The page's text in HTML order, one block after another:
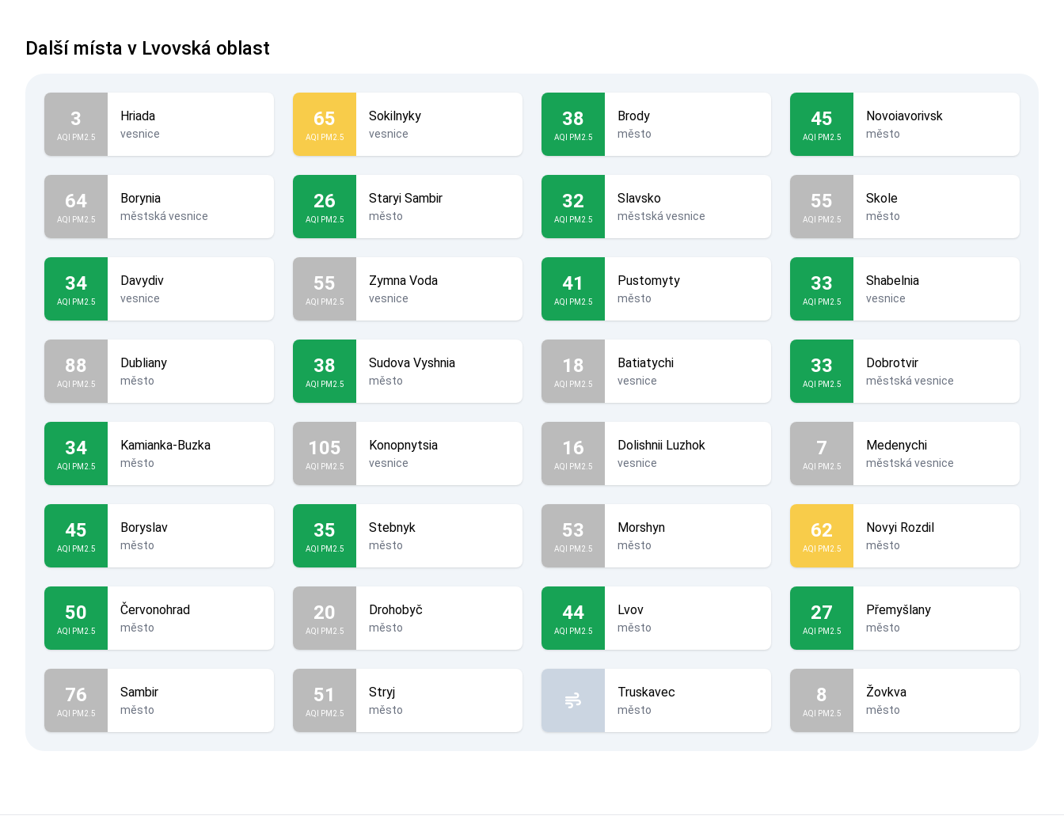
Další místa v Lvovská oblast
3
AQI PM2.5
Hriada
vesnice
65
AQI PM2.5
Sokilnyky
vesnice
38
AQI PM2.5
Brody
město
45
AQI PM2.5
Novoiavorivsk
město
64
AQI PM2.5
Borynia
městská vesnice
26
AQI PM2.5
Staryi Sambir
město
32
AQI PM2.5
Slavsko
městská vesnice
55
AQI PM2.5
Skole
město
34
AQI PM2.5
Davydiv
vesnice
55
AQI PM2.5
Zymna Voda
vesnice
41
AQI PM2.5
Pustomyty
město
33
AQI PM2.5
Shabelnia
vesnice
88
AQI PM2.5
Dubliany
město
38
AQI PM2.5
Sudova Vyshnia
město
18
AQI PM2.5
Batiatychi
vesnice
33
AQI PM2.5
Dobrotvir
městská vesnice
34
AQI PM2.5
Kamianka-Buzka
město
105
AQI PM2.5
Konopnytsia
vesnice
16
AQI PM2.5
Dolishnii Luzhok
vesnice
7
AQI PM2.5
Medenychi
městská vesnice
45
AQI PM2.5
Boryslav
město
35
AQI PM2.5
Stebnyk
město
53
AQI PM2.5
Morshyn
město
62
AQI PM2.5
Novyi Rozdil
město
50
AQI PM2.5
Červonohrad
město
20
AQI PM2.5
Drohobyč
město
44
AQI PM2.5
Lvov
město
27
AQI PM2.5
Přemyšlany
město
76
AQI PM2.5
Sambir
město
51
AQI PM2.5
Stryj
město
Truskavec
město
8
AQI PM2.5
Žovkva
město